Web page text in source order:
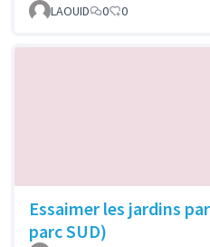
LAOUID
0 0
Essaimer les jardins
parc SUD)